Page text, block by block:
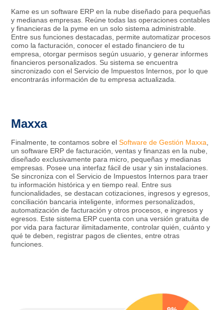
Kame es un software ERP en la nube diseñado para pequeñas
y medianas empresas. Reúne todas las operaciones contables
y financieras de la pyme en un solo sistema administrable.
Entre sus funciones destacadas, permite automatizar procesos
como la facturación, conocer el estado financiero de tu
empresa, otorgar permisos según usuario, y generar informes
financieros personalizados. Su sistema se encuentra
sincronizado con el Servicio de Impuestos Internos, por lo que
encontrarás información de tu empresa actualizada.
Maxxa
Finalmente, te contamos sobre el Software de Gestión Maxxa
un software ERP de facturación, ventas y finanzas en la nube,
diseñado exclusivamente para micro, pequeñas y medianas
empresas. Posee una interfaz fácil de usar y sin instalaciones.
Se sincroniza con el Servicio de Impuestos Internos para traer
tu información histórica y en tiempo real. Entre sus
funcionalidades, se destacan cotizaciones, ingresos y egresos,
conciliación bancaria inteligente, informes personalizados,
automatización de facturación y otros procesos, e ingresos y
egresos. Este sistema ERP cuenta con una versión gratuita de
por vida para facturar ilimitadamente, controlar quién, cuánto y
qué te deben, registrar pagos de clientes, entre otras
funciones.